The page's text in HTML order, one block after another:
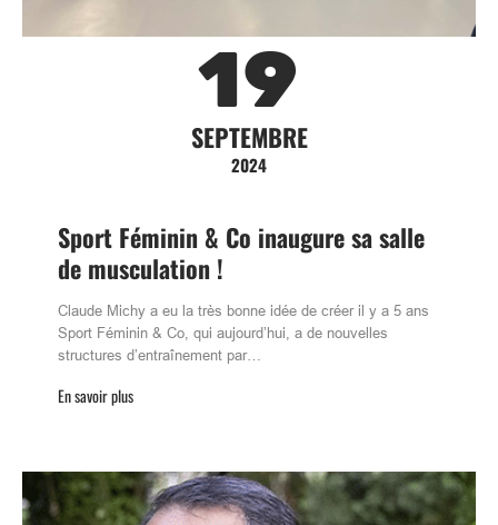
19
SEPTEMBRE
2024
Sport Féminin & Co inaugure sa salle
de musculation !
Claude Michy a eu la très bonne idée de créer il y a 5 ans
Sport Féminin & Co, qui aujourd’hui, a de nouvelles
structures d’entraînement par…
En savoir plus